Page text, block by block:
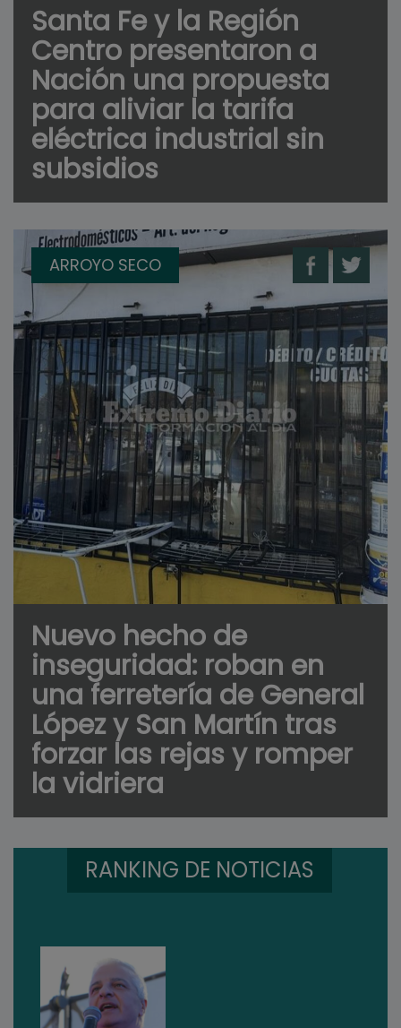
Santa Fe y la Región
Centro presentaron a
Nación una propuesta
para aliviar la tarifa
eléctrica industrial sin
subsidios
ARROYO SECO
Nuevo hecho de
inseguridad: roban en
una ferretería de General
López y San Martín tras
forzar las rejas y romper
la vidriera
RANKING DE NOTICIAS